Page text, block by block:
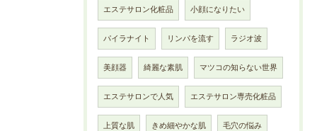
エステサロン化粧品 小顔になりたい
パイラナイト リンパを流す ラジオ波
美顔器 綺麗な素肌 マツコの知らない世界
エステサロンで人気 エステサロン専売化粧品
上質な肌 きめ細やかな肌 毛穴の悩み